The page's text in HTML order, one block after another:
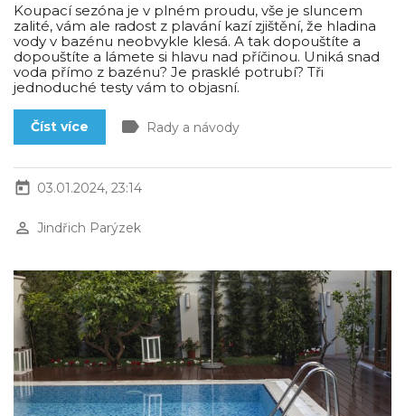
Koupací sezóna je v plném proudu, vše je sluncem
zalité, vám ale radost z plavání kazí zjištění, že hladina
vody v bazénu neobvykle klesá. A tak dopouštíte a
dopouštíte a lámete si hlavu nad příčinou. Uniká snad
voda přímo z bazénu? Je prasklé potrubí? Tři
jednoduché testy vám to objasní.
Číst více label Rady a návody
today 03.01.2024, 23:14
perm_identity Jindřich Parýzek